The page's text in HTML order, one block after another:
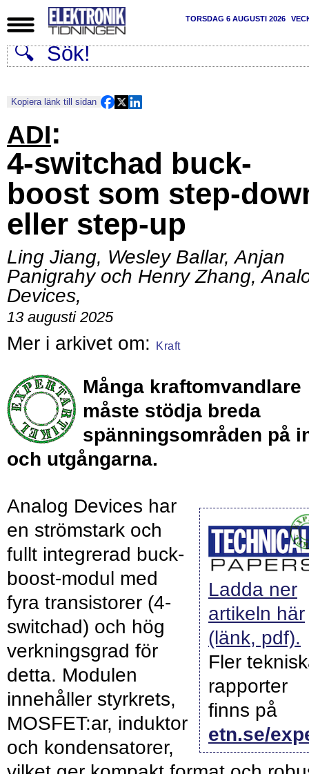
TORSDAG 6 AUGUSTI 2026
Kopiera länk till sidan
ADI:
4-switchad buck-
boost som step-
eller step-up
Ling Jiang, Wesley Ballar, Anjan
Panigrahy och Henry Zhang,
Devices,
13 augusti 2025
Kraft
Många kraftomvandlare
måste stödja breda
spänningsområden på
och utgångarna.
Ladda ner
artikeln här
(länk, pdf).
Fler
rapporter
finns på
etn.se/
Analog Devices har
en strömstark och
fullt integrerad buck-
boost-modul med
fyra transistorer (4-
switchad) och hög
verkningsgrad för
detta. Modulen
innehåller styrkrets,
MOSFET:ar, induktor
och kondensatorer,